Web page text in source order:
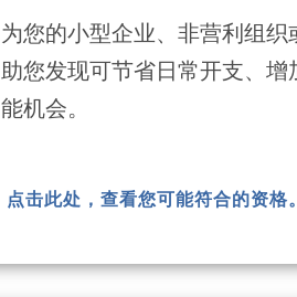
为您的小型企业、非营利组
助您发现可节省日常开支、
能机会。
点击此处，查看您可能符合的资格。